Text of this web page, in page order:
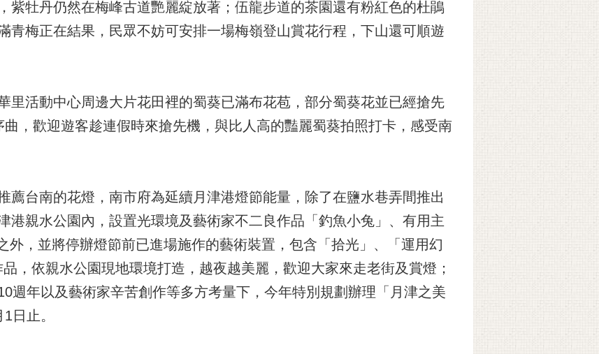
紫牡丹仍然在梅峰古道艷麗綻放著；伍龍步道的茶園還有粉紅色的杜鵑
青梅正在結果，民眾不妨可安排一場梅嶺登山賞花行程，下山還可順遊
里活動中心周邊大片花田裡的蜀葵已滿布花苞，部分蜀葵花並已經搶先
，歡迎遊客趁連假時來搶先機，與比人高的豔麗蜀葵拍照打卡，感受南
薦台南的花燈，南市府為延續月津港燈節能量，除了在鹽水巷弄間推出
港親水公園內，設置光環境及藝術家不二良作品「釣魚小兔」、有用主
外，並將停辦燈節前已進場施作的藝術裝置，包含「拾光」、「運用幻
，依親水公園現地環境打造，越夜越美麗，歡迎大家來走老街及賞燈；
週年以及藝術家辛苦創作等多方考量下，今年特別規劃辦理「月津之美
日止。